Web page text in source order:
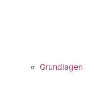
Grundlagen